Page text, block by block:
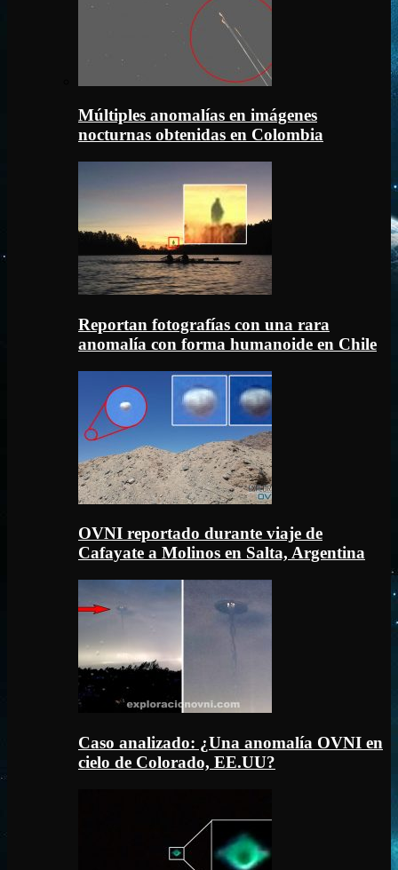
Múltiples anomalías en imágenes
nocturnas obtenidas en Colombia
Reportan fotografías con una rara
anomalía con forma humanoide en Chile
OVNI reportado durante viaje de
Cafayate a Molinos en Salta, Argentina
Caso analizado: ¿Una anomalía OVNI en
cielo de Colorado, EE.UU?